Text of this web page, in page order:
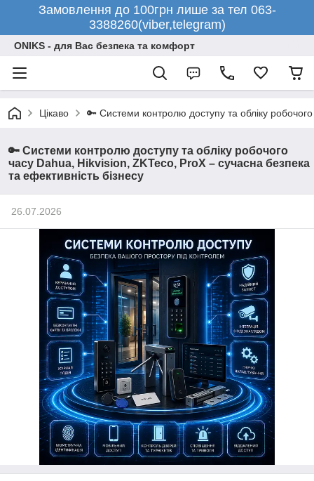
Замовлення до 100грн лише за тел 063-
3388260(viber,telegram)
ONIKS - для Вас безпека та комфорт
Цікаво 🔑 Системи контролю доступу та обліку
🔑 Системи контролю доступу та обліку робочого
часу Dahua, Hikvision, ZKTeco, ProX – сучасна безпека
та ефективність бізнесу
26.07.2026